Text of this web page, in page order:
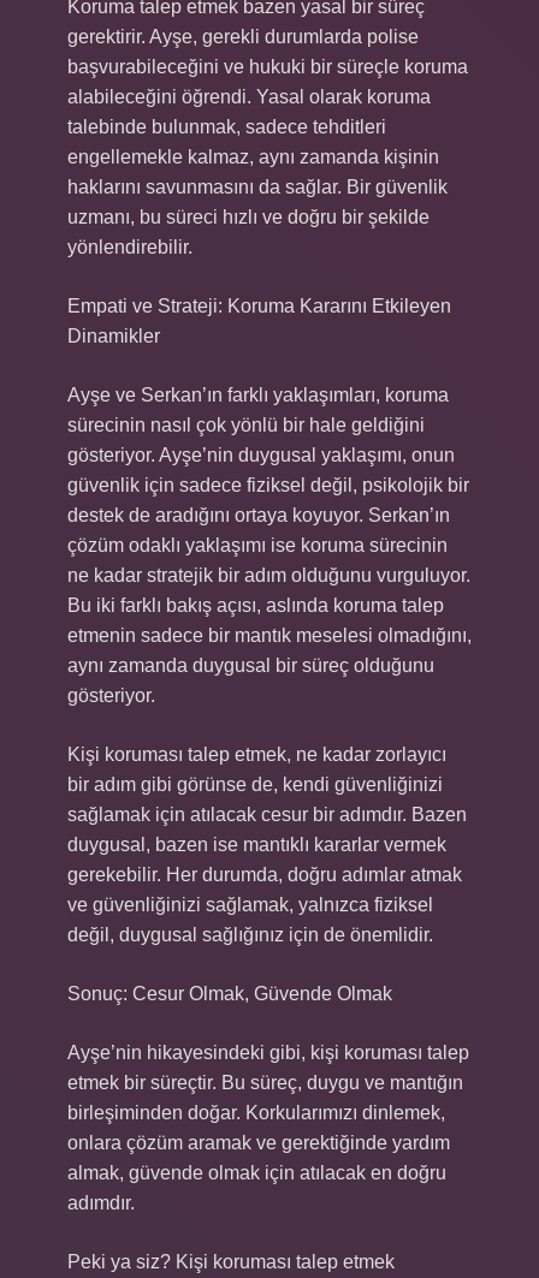
Koruma talep etmek bazen yasal bir süreç
gerektirir. Ayşe, gerekli durumlarda polise
başvurabileceğini ve hukuki bir süreçle koruma
alabileceğini öğrendi. Yasal olarak koruma
talebinde bulunmak, sadece tehditleri
engellemekle kalmaz, aynı zamanda kişinin
haklarını savunmasını da sağlar. Bir güvenlik
uzmanı, bu süreci hızlı ve doğru bir şekilde
yönlendirebilir.
Empati ve Strateji: Koruma Kararını Etkileyen
Dinamikler
Ayşe ve Serkan’ın farklı yaklaşımları, koruma
sürecinin nasıl çok yönlü bir hale geldiğini
gösteriyor. Ayşe’nin duygusal yaklaşımı, onun
güvenlik için sadece fiziksel değil, psikolojik bir
destek de aradığını ortaya koyuyor. Serkan’ın
çözüm odaklı yaklaşımı ise koruma sürecinin
ne kadar stratejik bir adım olduğunu vurguluyor.
Bu iki farklı bakış açısı, aslında koruma talep
etmenin sadece bir mantık meselesi olmadığını,
aynı zamanda duygusal bir süreç olduğunu
gösteriyor.
Kişi koruması talep etmek, ne kadar zorlayıcı
bir adım gibi görünse de, kendi güvenliğinizi
sağlamak için atılacak cesur bir adımdır. Bazen
duygusal, bazen ise mantıklı kararlar vermek
gerekebilir. Her durumda, doğru adımlar atmak
ve güvenliğinizi sağlamak, yalnızca fiziksel
değil, duygusal sağlığınız için de önemlidir.
Sonuç: Cesur Olmak, Güvende Olmak
Ayşe’nin hikayesindeki gibi, kişi koruması talep
etmek bir süreçtir. Bu süreç, duygu ve mantığın
birleşiminden doğar. Korkularımızı dinlemek,
onlara çözüm aramak ve gerektiğinde yardım
almak, güvende olmak için atılacak en doğru
adımdır.
Peki ya siz? Kişi koruması talep etmek